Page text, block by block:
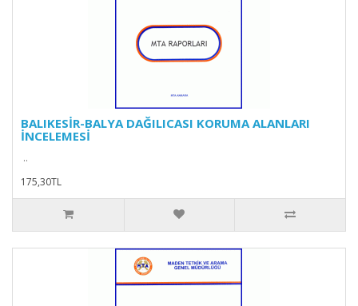
BALIKESİR-BALYA DAĞILICASI KORUMA ALANLARI
İNCELEMESİ
..
175,30TL